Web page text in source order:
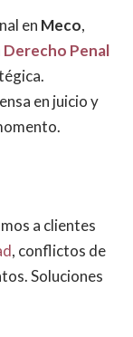
en Meco,
Derecho Penal
en juicio y
a clientes
, conflictos de
Soluciones